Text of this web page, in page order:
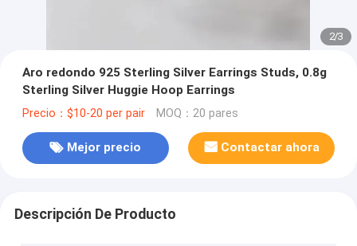
2/3
Aro redondo 925 Sterling Silver Earrings Studs, 0.8g
Sterling Silver Huggie Hoop Earrings
Precio：$10-20 per pair MOQ：20 pares
Mejor precio Contactar ahora
Descripción De Producto